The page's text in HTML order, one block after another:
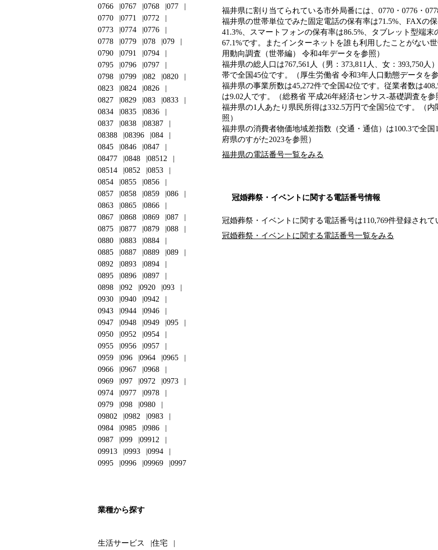
福井県に割り当てられている市外局番には、0770・0776・
福井県の世帯単位でみた固定電話の保有率は71.5%、FAXの
41.3%、スマートフォンの保有率は86.5%、タブレット型端
67.1%です。またインターネットを誰も利用したことがない
用動向調査（世帯編） 令和4年データを参照）
福井県の総人口は767,561人（男：373,811人、女：393,750人
帯で全国45位です。（厚生労働省 令和3年人口動態データを参
福井県の事業所数は45,272件で全国42位です。従業者数は
は9.02人です。（総務省 平成26年経済センサス‐基礎調査を参
福井県の1人あたり県民所得は332.5万円で全国5位です。（
照）
福井県の消費者物価地域差指数（交通・通信）は100.3で全
府県のすがた2023を参照）
福井県の電話番号一覧をみる
冠婚葬祭・イベントに関する電話番号情報
冠婚葬祭・イベントに関する電話番号は110,769件登録されて
冠婚葬祭・イベントに関する電話番号一覧をみる
0766
0767 0768
077
0770
0771
0772
0773
0774
0776
0778
0779 078
079
0790
0791
0794
0795
0796
0797
0798
0799 082
0820
0823
0824
0826
0827
0829 083
0833
0834
0835
0836
0837
0838
08387
08388
08396
084
0845
0846
0847
08477
0848
08512
08514
0852
0853
0854
0855
0856
0857
0858 0859
086
0863
0865
0866
0867
0868 0869
087
0875
0877 0879
088
0880
0883
0884
0885
0887 0889
089
0892
0893
0894
0895
0896
0897
0898
092 0920
093
0930
0940
0942
0943
0944
0946
0947
0948 0949
095
0950
0952
0954
0955
0956
0957
0959
096 0964
0965
0966
0967
0968
0969
097 0972
0973
0974
0977
0978
0979
098
0980
09802
0982
0983
0984
0985
0986
0987
099
09912
09913
0993
0994
0995
0996 09969 0997
業種から探す
生活サービス 住宅